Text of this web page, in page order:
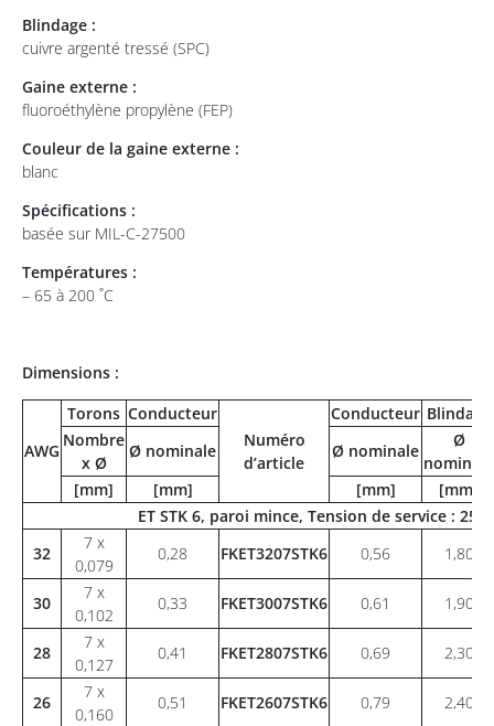
Blindage :
cuivre argenté tressé (SPC)
Gaine externe :
fluoroéthylène propylène (FEP)
Couleur de la gaine externe :
blanc
Spécifications :
basée sur MIL-C-27500
Températures :
– 65 à 200 ˚C
Dimensions :
AWG
Torons Conducteur
Numéro
d’article
Conducteur Blindage
Nombre
x Ø
Ø nominale Ø nominale
Ø
nominale
[mm]
[mm] [mm]
[mm]
ET STK 6, paroi mince, Tension de service : 250/
32
7 x
0,079
0,28 FKET3207STK6 0,56 1,80
30
7 x
0,102
0,33 FKET3007STK6 0,61 1,90
28
7 x
0,127
0,41 FKET2807STK6 0,69 2,30
26
7 x
0,160
0,51 FKET2607STK6 0,79
2,40